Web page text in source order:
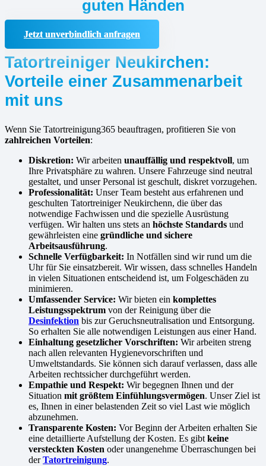
guten Händen
Jetzt unverbindlich anfragen
Tatortreiniger Neukirchen:
Vorteile einer Zusammenarbeit
mit uns
Wenn Sie Tatortreinigung365 beauftragen, profitieren Sie von
zahlreichen Vorteilen:
Diskretion: Wir arbeiten unauffällig und respektvoll, um
Ihre Privatsphäre zu wahren. Unsere Fahrzeuge sind neutral
gestaltet, und unser Personal ist geschult, diskret vorzugehen.
Professionalität: Unser Team besteht aus erfahrenen und
geschulten Tatortreiniger Neukirchenn, die über das
notwendige Fachwissen und die spezielle Ausrüstung
verfügen. Wir halten uns stets an höchste Standards und
gewährleisten eine gründliche und sichere
Arbeitsausführung.
Schnelle Verfügbarkeit: In Notfällen sind wir rund um die
Uhr für Sie einsatzbereit. Wir wissen, dass schnelles Handeln
in vielen Situationen entscheidend ist, um Folgeschäden zu
minimieren.
Umfassender Service: Wir bieten ein komplettes
Leistungsspektrum von der Reinigung über die
Desinfektion bis zur Geruchsneutralisation und Entsorgung.
So erhalten Sie alle notwendigen Leistungen aus einer Hand.
Einhaltung gesetzlicher Vorschriften: Wir arbeiten streng
nach allen relevanten Hygienevorschriften und
Umweltstandards. Sie können sich darauf verlassen, dass alle
Arbeiten rechtssicher durchgeführt werden.
Empathie und Respekt: Wir begegnen Ihnen und der
Situation mit größtem Einfühlungsvermögen. Unser Ziel ist
es, Ihnen in einer belastenden Zeit so viel Last wie möglich
abzunehmen.
Transparente Kosten: Vor Beginn der Arbeiten erhalten Sie
eine detaillierte Aufstellung der Kosten. Es gibt keine
versteckten Kosten oder unangenehme Überraschungen bei
derTatortreinigung.